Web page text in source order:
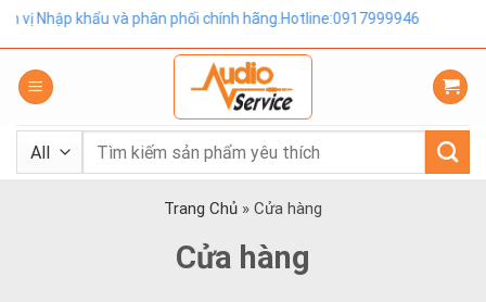
Skip
content
khẩu và phân phối chính hãng.Hotline:0917999946
kiếm:
Trang Chủ » Cửa hàng
Cửa hàng